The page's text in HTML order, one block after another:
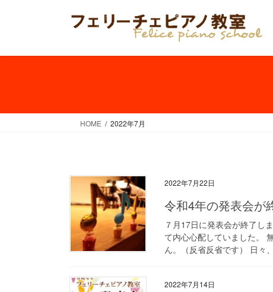
HOME 2022年7月
2022年7月22日
令和4年の発表会が
７月17日に発表会が終了し
て内心心配していました。
ん。（反省反省です） 日々
2022年7月14日